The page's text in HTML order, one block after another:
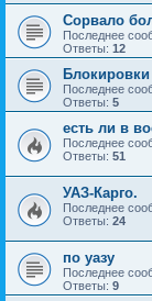
Сорвало
Последнее
Ответы: 12
Последнее
Ответы: 5
есть ли в
Последнее
Ответы: 51
УАЗ-Карго.
Последнее
Ответы: 24
по уазу
Последнее
Ответы: 9